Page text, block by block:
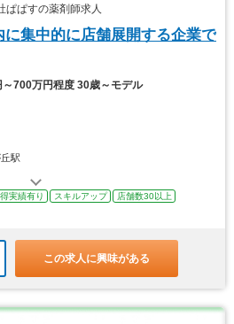
ぱすの薬剤師求人
に集中的に店舗展開する企業で
～700万円程度 30歳～モデル
駅
実績有り スキルアップ
店舗数30以上
この求人に興味がある